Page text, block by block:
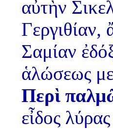
αὐτὴν
Γεργιθίαν,
Σαμίαν
ἁλώσεως
Περὶ
εἶδος